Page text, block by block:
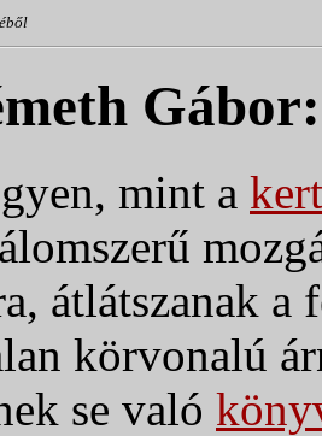
mint a kert
átlátszanak a
körvonalú
se való